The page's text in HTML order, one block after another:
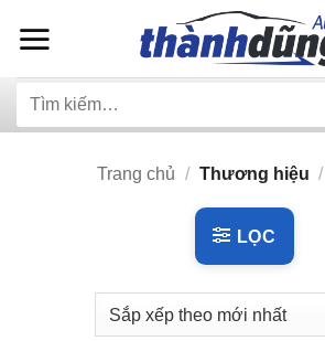
qua
dung
Tìm
Trang chủ / Thương hiệu /
LỌC